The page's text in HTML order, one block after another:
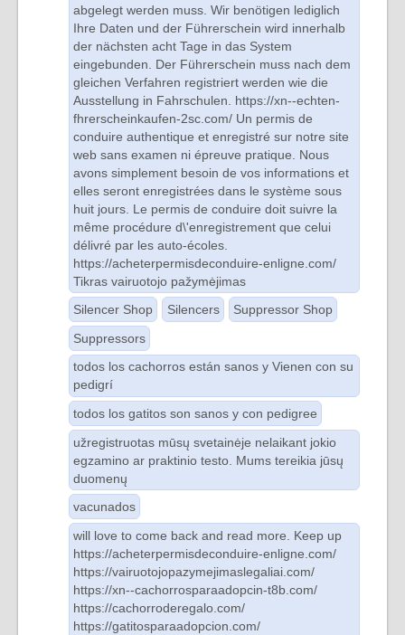
abgelegt werden muss. Wir benötigen lediglich
Ihre Daten und der Führerschein wird innerhalb
der nächsten acht Tage in das System
eingebunden. Der Führerschein muss nach dem
gleichen Verfahren registriert werden wie die
Ausstellung in Fahrschulen. https://xn--echten-
fhrerscheinkaufen-2sc.com/ Un permis de
conduire authentique et enregistré sur notre site
web sans examen ni épreuve pratique. Nous
avons simplement besoin de vos informations et
elles seront enregistrées dans le système sous
huit jours. Le permis de conduire doit suivre la
même procédure d\'enregistrement que celui
délivré par les auto-écoles.
https://acheterpermisdeconduire-enligne.com/
Tikras vairuotojo pažymėjimas
Silencer Shop
Silencers
Suppressor Shop
Suppressors
todos los cachorros están sanos y Vienen con su
pedigrí
todos los gatitos son sanos y con pedigree
užregistruotas mūsų svetainėje nelaikant jokio
egzamino ar praktinio testo. Mums tereikia jūsų
duomenų
vacunados
will love to come back and read more. Keep up
https://acheterpermisdeconduire-enligne.com/
https://vairuotojopazymejimaslegaliai.com/
https://xn--cachorrosparaadopcin-t8b.com/
https://cachorroderegalo.com/
https://gatitosparaadopcion.com/